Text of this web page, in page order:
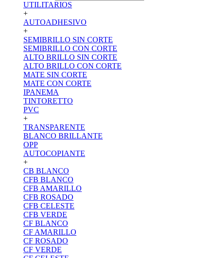
UTILITARIOS
+
AUTOADHESIVO
+
SEMIBRILLO SIN CORTE
SEMIBRILLO CON CORTE
ALTO BRILLO SIN CORTE
ALTO BRILLO CON CORTE
MATE SIN CORTE
MATE CON CORTE
IPANEMA
TINTORETTO
PVC
+
TRANSPARENTE
BLANCO BRILLANTE
OPP
AUTOCOPIANTE
+
CB BLANCO
CFB BLANCO
CFB AMARILLO
CFB ROSADO
CFB CELESTE
CFB VERDE
CF BLANCO
CF AMARILLO
CF ROSADO
CF VERDE